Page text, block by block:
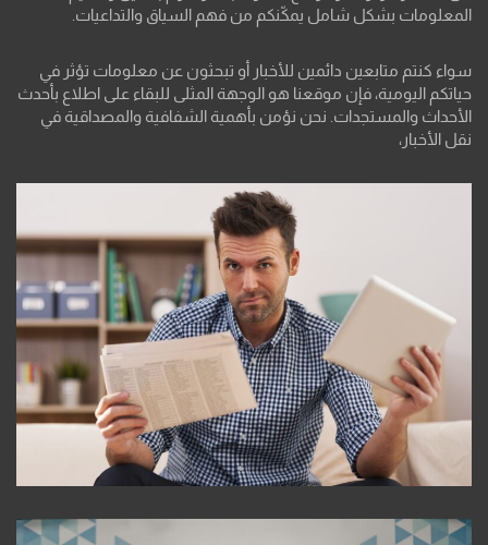
المعلومات بشكل شامل يمكّنكم من فهم السياق والتداعيات.
سواء كنتم متابعين دائمين للأخبار أو تبحثون عن معلومات تؤثر في
حياتكم اليومية، فإن موقعنا هو الوجهة المثلى للبقاء على اطلاع بأحدث
الأحداث والمستجدات. نحن نؤمن بأهمية الشفافية والمصداقية في
نقل الأخبار،